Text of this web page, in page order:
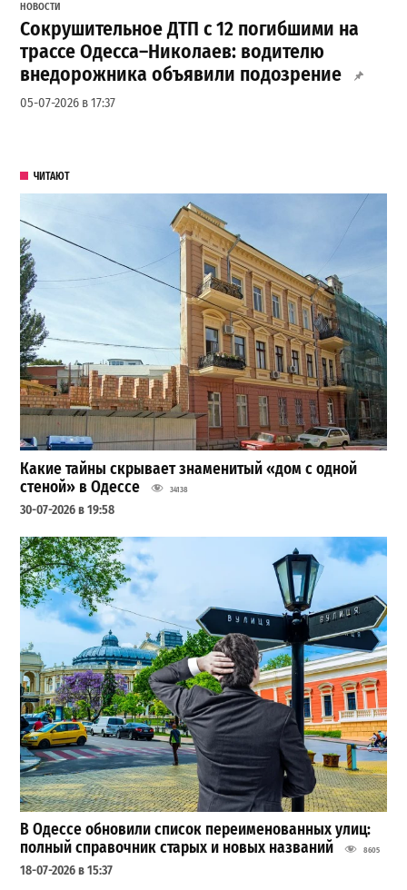
НОВОСТИ
Сокрушительное ДТП с 12 погибшими на
трассе Одесса–Николаев: водителю
внедорожника объявили подозрение
05-07-2026 в 17:37
ЧИТАЮТ
Какие тайны скрывает знаменитый «дом с одной
стеной» в Одессе
34138
30-07-2026 в 19:58
В Одессе обновили список переименованных улиц:
полный справочник старых и новых названий
8605
18-07-2026 в 15:37